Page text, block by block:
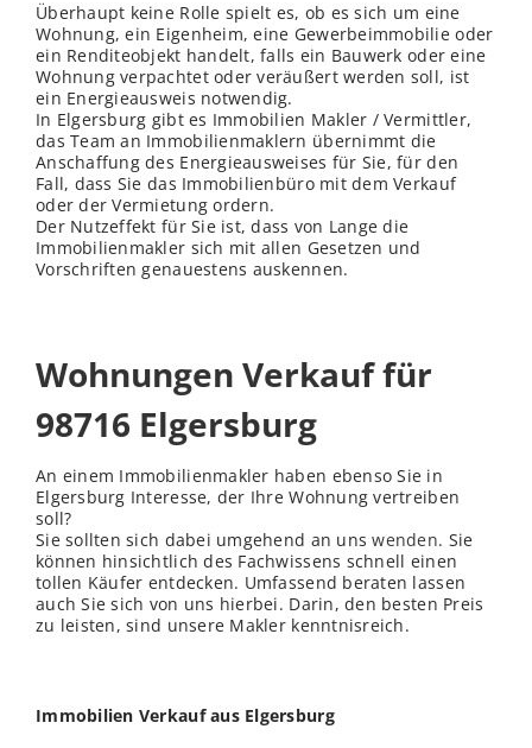
Überhaupt keine Rolle spielt es, ob es sich um eine
Wohnung, ein Eigenheim, eine Gewerbeimmobilie oder
ein Renditeobjekt handelt, falls ein Bauwerk oder eine
Wohnung verpachtet oder veräußert werden soll, ist
ein Energieausweis notwendig.
In Elgersburg gibt es Immobilien Makler / Vermittler,
das Team an Immobilienmaklern übernimmt die
Anschaffung des Energieausweises für Sie, für den
Fall, dass Sie das Immobilienbüro mit dem Verkauf
oder der Vermietung ordern.
Der Nutzeffekt für Sie ist, dass von Lange die
Immobilienmakler sich mit allen Gesetzen und
Vorschriften genauestens auskennen.
Wohnungen Verkauf für
98716 Elgersburg
An einem Immobilienmakler haben ebenso Sie in
Elgersburg Interesse, der Ihre Wohnung vertreiben
soll?
Sie sollten sich dabei umgehend an unswenden. Sie
können hinsichtlich des Fachwissens schnell einen
tollen Käufer entdecken. Umfassend beraten lassen
auch Sie sich von uns hierbei. Darin, den besten Preis
zu leisten, sind unsere Makler kenntnisreich.
Immobilien Verkauf aus Elgersburg